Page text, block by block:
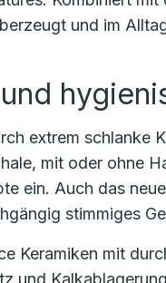
und im
extrem schlanke
mit oder ohne
ein. Auch das
stimmiges
Keramiken mit
und